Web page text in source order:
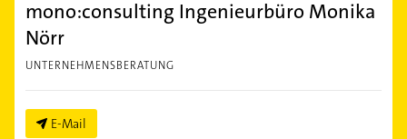
mono:consulting Ingenieurbüro Monika
Nörr
UNTERNEHMENSBERATUNG
E-Mail